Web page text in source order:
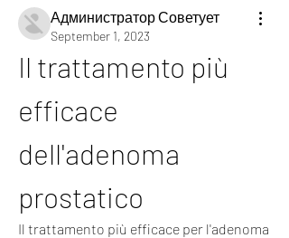
Администратор Советует
September 1, 2023
Il trattamento più
efficace
dell'adenoma
prostatico
Il trattamento più efficace per l'adenoma